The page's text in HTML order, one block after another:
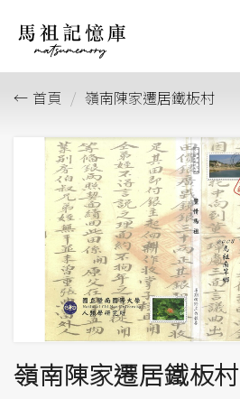
首頁 嶺南陳家遷居鐵板村
嶺南陳家遷居鐵板村